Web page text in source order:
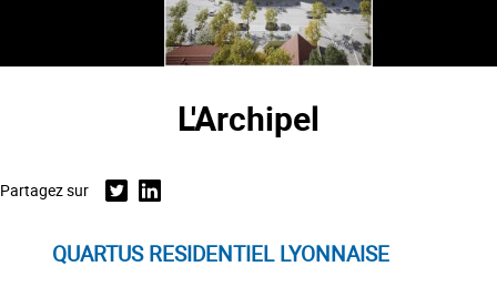
L'Archipel
Partagez sur TwitterLinkedin
QUARTUS RESIDENTIEL LYONNAISE